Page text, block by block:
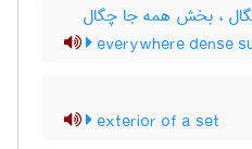
، بخش همه جا چگال
everywhere dense
exterior of a set